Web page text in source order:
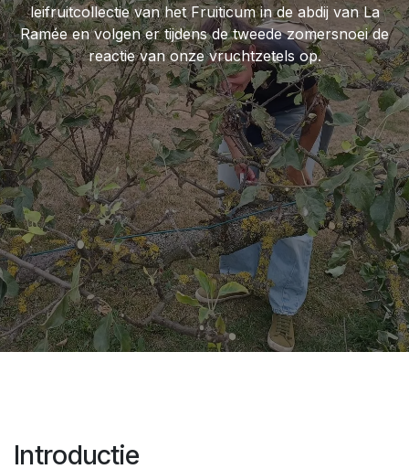
leifruitcollectie van het Fruiticum in de abdij van La
Ramée en volgen er tijdens de tweede zomersnoei de
reactie van onze vruchtzetels op.
Introductie